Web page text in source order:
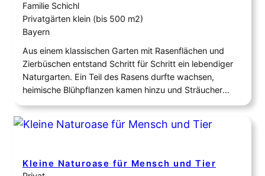
Familie Schichl
Privatgärten klein (bis 500 m2)
Bayern
Aus einem klassischen Garten mit Rasenflächen und
Zierbüschen entstand Schritt für Schritt ein lebendiger
Naturgarten. Ein Teil des Rasens durfte wachsen,
heimische Blühpflanzen kamen hinzu und Sträucher
wurden gezielt so ergänzt, dass sie Nahrung und
Schutz bieten. Wasserstellen, Nistmöglichkeiten und
strukturreiche Bereiche mit Totholz und wilden Ecken
Kleine Naturoase für Mensch und Tier